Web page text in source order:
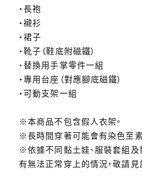
・長袍
・襯衫
・裙子
・靴子（鞋底附磁鐵）
・替換用手掌零件一組
・專用台座（對應腳底磁鐵）
・可動支架一組
※本商品不包含假人衣架。
※長時間穿著可能會有染色至素
※依據不同黏土娃、服裝套組及
有無法正常穿上的情況，敬請見